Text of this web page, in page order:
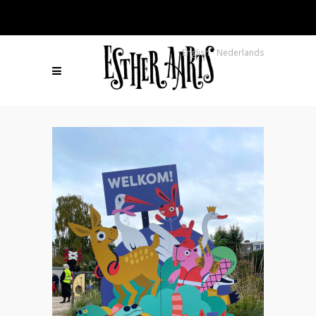
English Nederlands